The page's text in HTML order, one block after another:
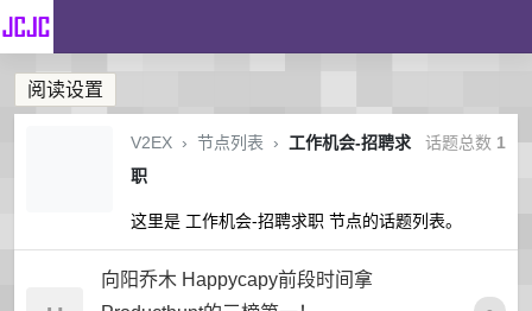
阅读设置
话题总数 1
V2EX › 节点列表 ›
工作机会-招聘求
职
这里是 工作机会-招聘求职 节点的话题列表。
向阳乔木 Happycapy前段时间拿